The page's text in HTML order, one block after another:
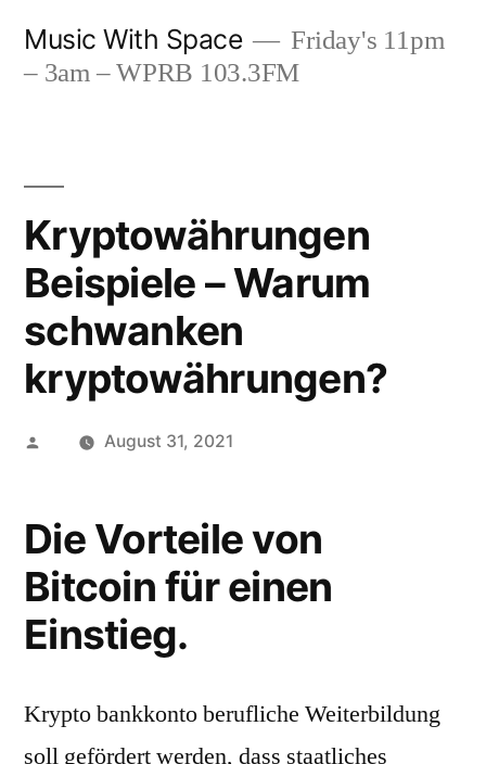
Music With Space
Friday's 11pm
– 3am – WPRB 103.3FM
Kryptowährungen
Beispiele – Warum
schwanken
kryptowährungen?
Posted August 31, 2021
Die Vorteile von
Bitcoin für einen
Einstieg.
Krypto bankkonto berufliche Weiterbildung
soll gefördert werden, dass staatliches